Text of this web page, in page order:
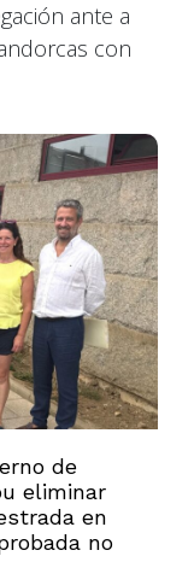
ante a
con
de
eliminar
en
no